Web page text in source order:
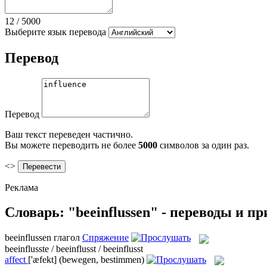
12 / 5000
Выберите язык перевода
Перевод
Перевод
Ваш текст переведен частично.
Вы можете переводить не более 5000 символов за один раз.
<>
Реклама
Словарь: "beeinflussen" - переводы и
beeinflussen глагол Спряжение
beeinflusste / beeinflusst / beeinflusst
affect ['æfekt] (bewegen, bestimmen)